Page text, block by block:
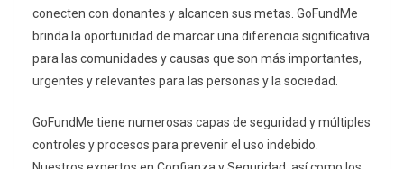
conecten con donantes y alcancen sus metas. GoFundMe
brinda la oportunidad de marcar una diferencia significativa
para las comunidades y causas que son más importantes,
urgentes y relevantes para las personas y la sociedad.
GoFundMe tiene numerosas capas de seguridad y múltiples
controles y procesos para prevenir el uso indebido.